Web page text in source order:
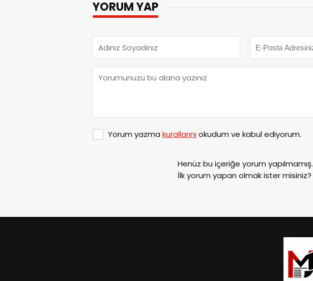
YORUM YAP
Yorum yazma kurallarınıokudum ve kabul ediyorum.
Henüz bu içeriğe yorum yapılmamış.
İlk yorum yapan olmak ister misiniz?